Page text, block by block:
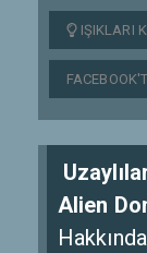
IŞIKLARI
Alien
Hakkında